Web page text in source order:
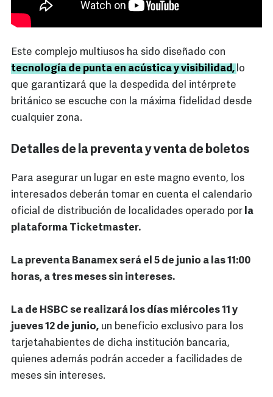
Este complejo multiusos ha sido diseñado con
tecnología de punta en acústica y visibilidad, lo
que garantizará que la despedida del intérprete
británico se escuche con la máxima fidelidad desde
cualquier zona.
Detalles de la preventa y venta de boletos
Para asegurar un lugar en este magno evento, los
interesados deberán tomar en cuenta el calendario
oficial de distribución de localidades operado por la
plataforma Ticketmaster.
La preventa Banamex será el 5 de junio a las 11:00
horas, a tres meses sin intereses.
La de HSBC se realizará los días miércoles 11 y
jueves 12 de junio, un beneficio exclusivo para los
tarjetahabientes de dicha institución bancaria,
quienes además podrán acceder a facilidades de
meses sin intereses.